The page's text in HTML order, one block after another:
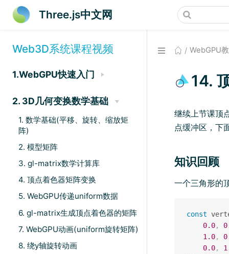
Three.js中文网
Web3D系统课程视频
1.WebGPU快速入门
2. 3D几何变换数学基础
1. 数学基础(平移、旋转、缩放矩
阵)
2. 模型矩阵
3. gl-matrix数学计算库
4. 顶点着色器矩阵变换
5. WebGPU传递uniform数据
6. gl-matrix生成顶点着色器的矩阵
7. WebGPU动画(uniform旋转矩阵)
8. 绕y轴旋转动画
WebGPU
14.
继续上节课顶
点缓冲区，下
知识回顾
一个三角形的
const
0.0,
1.0,
0.0,